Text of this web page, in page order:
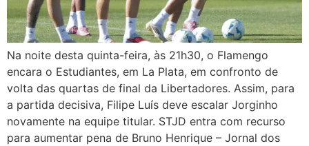
Na noite desta quinta-feira, às 21h30, o Flamengo
encara o Estudiantes, em La Plata, em confronto de
volta das quartas de final da Libertadores. Assim, para
a partida decisiva, Filipe Luís deve escalar Jorginho
novamente na equipe titular. STJD entra com recurso
para aumentar pena de Bruno Henrique – Jornal dos